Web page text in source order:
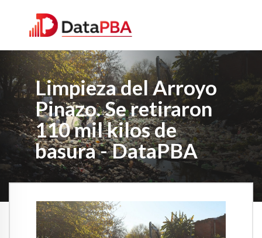
Limpieza del Arroyo
Pinazo. Se retiraron
110 mil kilos de
basura - DataPBA